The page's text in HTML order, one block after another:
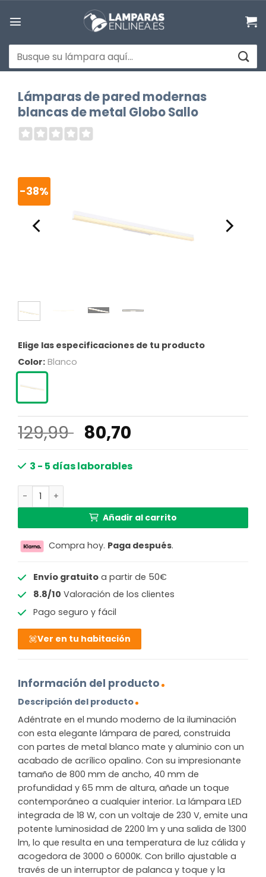
Buscar
por:
Lámparas de pared modernas
blancas de metal Globo Sallo
-38%
Elige las especificaciones de tu producto
Color: Blanco
129,99 El
precio
original
80,70
3 - 5 días laborables
Lámparas de pared modernas blancas de metal Globo
Añadir al carrito
Compra hoy. Paga después.
Envío gratuitoa partir de 50€
8.8/10 Valoración de los clientes
Pago seguro y fácil
Ver en tu habitación
Información del producto
Descripción del producto
Adéntrate en el mundo moderno de la iluminación
con esta elegante lámpara de pared, construida
con partes de metal blanco mate y aluminio con un
acabado de acrílico opalino. Con su impresionante
tamaño de 800 mm de ancho, 40 mm de
profundidad y 65 mm de altura, añade un toque
contemporáneo a cualquier interior. La lámpara LED
integrada de 18 W, con un voltaje de 230 V, emite una
potente luminosidad de 2200 lm y una salida de 1300
lm, lo que resulta en una temperatura de luz cálida y
acogedora de 3000 o 6000K. Con brillo ajustable a
través de un interruptor de palanca y toque y la